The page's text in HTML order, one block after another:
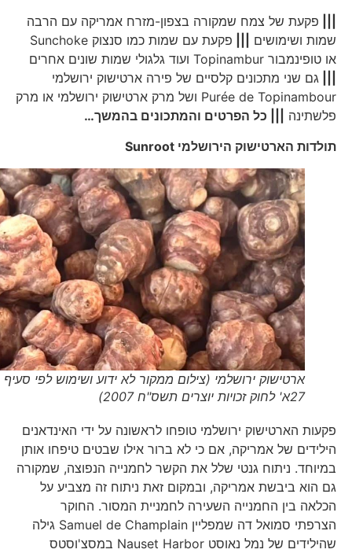
פקעת של צמח שמקורה בצפון-מזרח אמריקה עם הרבה
שמות ושימושים|||
פקעת עם שמות כמו סנצוק Sunchoke
או טופינמבור Topinambur ועוד גלגולי שמות שונים אחרים
גם שני מתכונים קלסיים של פירה ארטישוק ירושלמי
Purée de Topinambour ושל מרק ארטישוק ירושלמי או מרק
פלשתינה||| כל הפרטים והמתכונים בהמשך…
תולדות הארטישוק הירושלמיSunroot
ארטישוק ירושלמי (צילום ממקור לא ידוע ושימוש לפי סעיף
פקעות הארטישוק ירושלמי טופחו לראשונה על ידי האינדאנים
הילידים של אמריקה, אם כי לא ברור אילו שבטים טיפחו אותן
במיוחד. ניתוח גנטי שלל את הקשר לחמנייה הנפוצה, שמקורה
גם הוא ביבשת אמריקה, ובמקום זאת ניתוח זה מצביע על
הכלאה בין החמנייה השעירה לחמניית המסור. החוקר
הצרפתי סמואל דה שמפליין Samuel de Champlain גילה
שהילידים של נמל נאוסט Nauset Harbor במסצ'וסטס